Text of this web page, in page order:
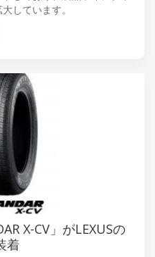
しています。
X-CV」がLEXUSの
着